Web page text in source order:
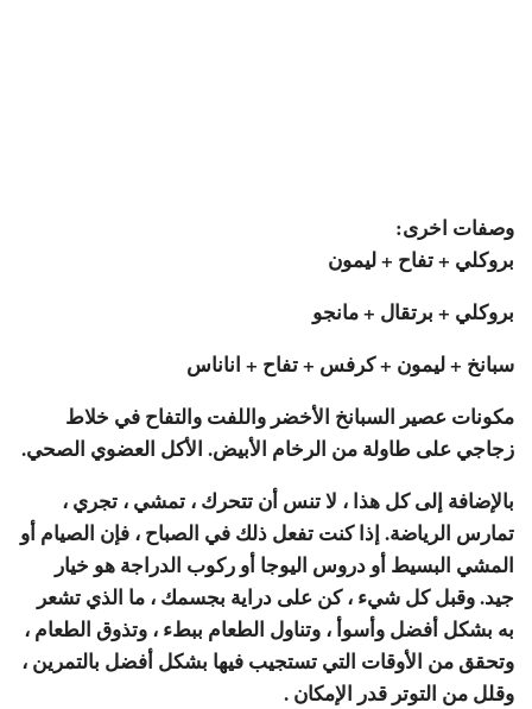
وصفات اخرى:
بروكلي + تفاح + ليمون
بروكلي + برتقال + مانجو
سبانخ + ليمون + كرفس + تفاح + اناناس
مكونات عصير السبانخ الأخضر واللفت والتفاح في خلاط
زجاجي على طاولة من الرخام الأبيض. الأكل العضوي الصحي.
بالإضافة إلى كل هذا ، لا تنس أن تتحرك ، تمشي ، تجري ،
تمارس الرياضة. إذا كنت تفعل ذلك في الصباح ، فإن الصيام أو
المشي البسيط أو دروس اليوجا أو ركوب الدراجة هو خيار
جيد. وقبل كل شيء ، كن على دراية بجسمك ، ما الذي تشعر
به بشكل أفضل وأسوأ ، وتناول الطعام ببطء ، وتذوق الطعام ،
وتحقق من الأوقات التي تستجيب فيها بشكل أفضل بالتمرين ،
وقلل من التوتر قدر الإمكان .